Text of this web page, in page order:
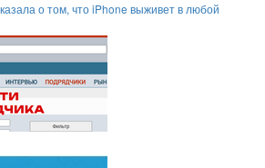
о том, что iPhone выживет в любой